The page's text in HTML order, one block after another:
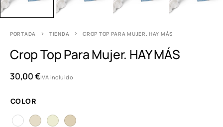
PORTADA TIENDA CROP TOP PARA MUJER. HAY MÁS
Crop Top Para Mujer. HAY MÁS
30,00€IVA incluido
COLOR